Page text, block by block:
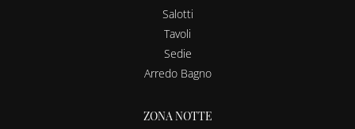
Salotti
Tavoli
Sedie
Arredo Bagno
ZONA NOTTE